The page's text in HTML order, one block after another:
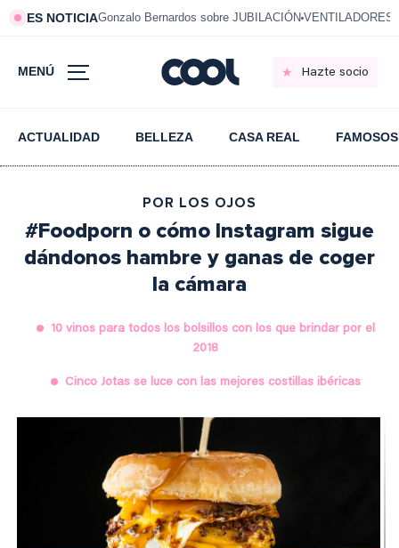
ES NOTICIAGonzalo Bernardos sobre JUBILACIÓN VENTILADORES
MENÚ Hazte socio
ACTUALIDAD BELLEZA CASA REAL FAMOSOS
POR LOS OJOS
#Foodporn o cómo Instagram sigue
dándonos hambre y ganas de coger
la cámara
10 vinos para todos los bolsillos con los que brindar por el
2018
Cinco Jotas se luce con las mejores costillas ibéricas